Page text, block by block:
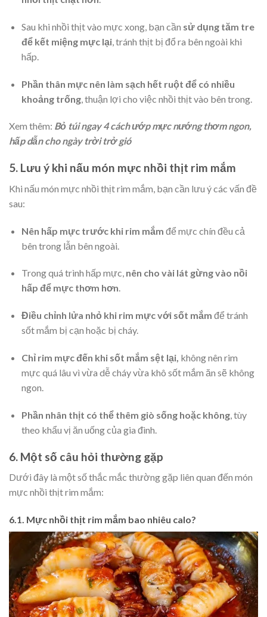
Sau khi nhồi thịt vào mực xong, bạn cần sử dụng tăm tre
để kết miệng mực lại, tránh thịt bị đổ ra bên ngoài khi
hấp.
Phần thân mực nên làm sạch hết ruột để có nhiều
khoảng trống, thuận lợi cho việc nhồi thịt vào bên trong.
Xem thêm: Bỏ túi ngay 4 cách ướp mực nướng thơm ngon,
hấp dẫn cho ngày trời trở gió
5. Lưu ý khi nấu món mực nhồi thịt rim mắm
Khi nấu món mực nhồi thịt rim mắm, bạn cần lưu ý các vấn đề
sau:
Nên hấp mực trước khi rim mắm để mực chín đều cả
bên trong lẫn bên ngoài.
Trong quá trình hấp mực, nên cho vài lát gừng vào nồi
hấp để mực thơm hơn.
Điều chỉnh lửa nhỏ khi rim mực với sốt mắm để tránh
sốt mắm bị cạn hoặc bị cháy.
Chỉ rim mực đến khi sốt mắm sệt lại, không nên rim
mực quá lâu vì vừa dễ cháy vừa khô sốt mắm ăn sẽ không
ngon.
Phần nhân thịt có thể thêm giò sống hoặc không, tùy
theo khẩu vị ăn uống của gia đình.
6. Một số câu hỏi thường gặp
Dưới đây là một số thắc mắc thường gặp liên quan đến món
mực nhồi thịt rim mắm:
6.1. Mực nhồi thịt rim mắm bao nhiêu calo?